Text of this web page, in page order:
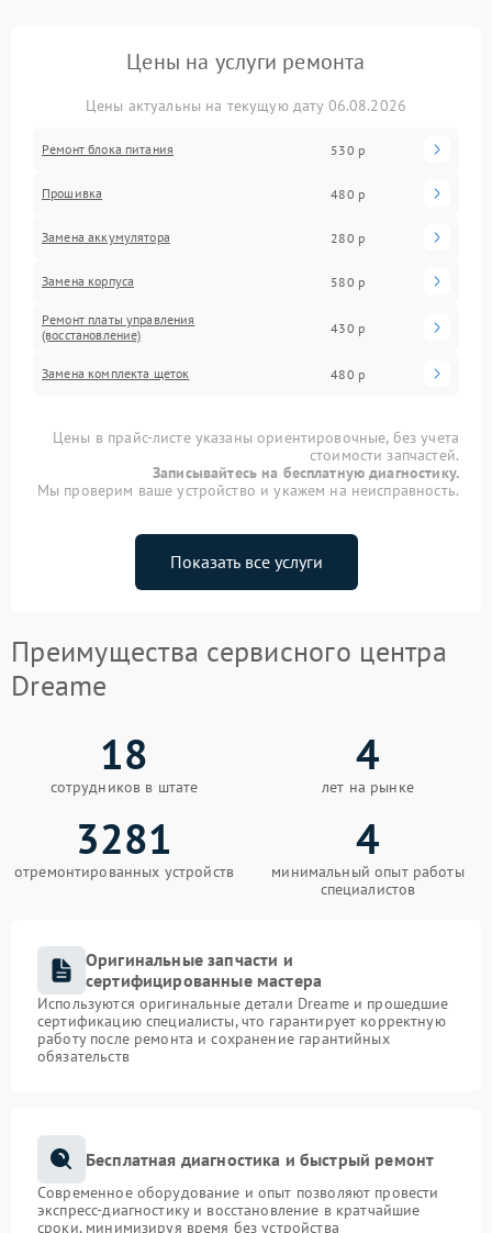
Цены на услуги ремонта
Цены актуальны на текущую дату 06.08.2026
Ремонт блока питания 530 р
Прошивка 480 р
Замена аккумулятора 280 р
Замена корпуса 580 р
Ремонт платы управления
(восстановление)
430 р
Замена комплекта щеток 480 р
Цены в прайс-листе указаны ориентировочные, без учета
стоимости запчастей.
Записывайтесь на бесплатную диагностику.
Мы проверим ваше устройство и укажем на неисправность.
Показать все услуги
Преимущества сервисного центра
Dreame
18
сотрудников в штате
4
лет на рынке
3281
отремонтированных устройств
4
минимальный опыт работы
специалистов
Оригинальные запчасти и
сертифицированные мастера
Используются оригинальные детали Dreame и прошедшие
сертификацию специалисты, что гарантирует корректную
работу после ремонта и сохранение гарантийных
обязательств
Бесплатная диагностика и быстрый ремонт
Современное оборудование и опыт позволяют провести
экспресс-диагностику и восстановление в кратчайшие
сроки, минимизируя время без устройства